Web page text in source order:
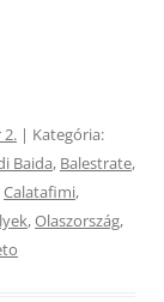
2. | Kategória:
Baida, Balestrate,
Calatafimi,
,Olaszország,